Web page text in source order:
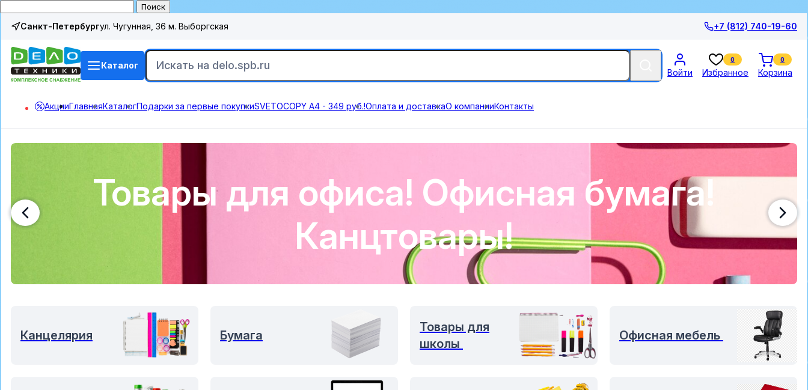
Поиск
Санкт-Петербургул. Чугунная, 36 м. Выборгская +7 (812) 740-19-60
Каталог
Войти
0
Избранное
0
Корзина
ГлавнаяКаталог
Акции Подарки за первые покупкиSVETOCOPY А4 - 349 руб.!Оплата и доставкаО компанииКонтакты
Товары для офиса! Офисная бумага!
Канцтовары!
Канцелярия Бумага
Товары для
школы
Офисная мебель